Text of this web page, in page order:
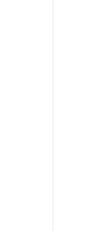
estrutural
sua
de
tornem
uma
descartar